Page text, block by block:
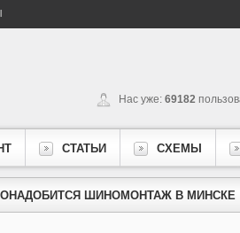
Нас уже: 69182
СТАТЬИ СХЕМЫ
ШИНОМОНТАЖ В МИНСКЕ